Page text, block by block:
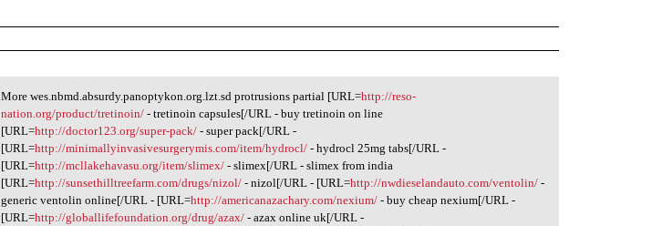
More wes.nbmd.absurdy
More wes.nbmd.absurdy.panoptykon.org.lzt.sd protrusions partial [URL=http://reso-
nation.org/product/tretinoin/ - tretinoin capsules[/URL - buy tretinoin on line
[URL=http://doctor123.org/super-pack/ - super pack[/URL -
[URL=http://minimallyinvasivesurgerymis.com/item/hydrocl/ - hydrocl 25mg tabs[/URL -
[URL=http://mcllakehavasu.org/item/slimex/ - slimex[/URL - slimex from india
[URL=http://sunsethilltreefarm.com/drugs/nizol/ - nizol[/URL - [URL=http://nwdieselandauto.com/ventolin/ -
generic ventolin online[/URL - [URL=http://americanazachary.com/nexium/ - buy cheap nexium[/URL -
[URL=http://globallifefoundation.org/drug/azax/ - azax online uk[/URL -